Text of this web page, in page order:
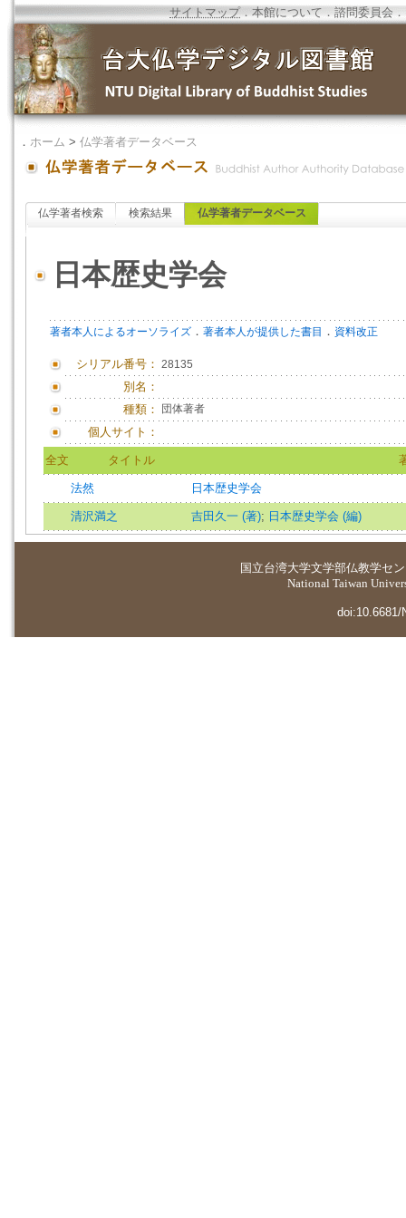
サイトマップ．本館について ．諮問委員会 ．
． ホーム > 仏学著者データベース
仏学著者検索 検索結果 仏学著者データベース
日本歴史学会
著者本人によるオーソライズ ． 著者本人が提供した書目 ． 資料改正
シリアル番号： 28135
別名：
種類：
団体著者
個人サイト：
全文 タイトル
法然 日本歴史学会
清沢満之 吉田久一 (著); 日本歴史学会 (編)
国立台湾大学文学部仏教学セ
National Taiwan
doi:10.6681/